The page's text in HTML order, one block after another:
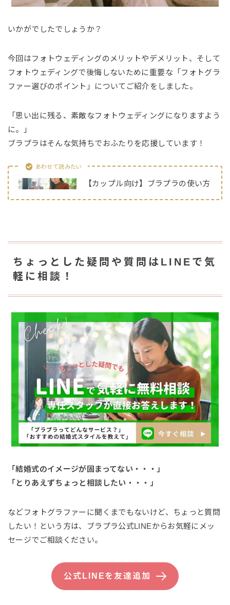
いかがでしたでしょうか？
今回はフォトウェディングのメリットやデメリット、そして
フォトウェディングで後悔しないために重要な「フォトグラ
ファー選びのポイント」についてご紹介をしました。
「思い出に残る、素敵なフォトウェディングになりますよう
に。」
ブラプラはそんな気持ちでおふたりを応援しています！
あわせて読みたい
【カップル向け】ブラプラの使い方
ちょっとした疑問や質問はLINEで気
軽に相談！
「結婚式のイメージが固まってない・・・」
「とりあえずちょっと相談したい・・・」
などフォトグラファーに聞くまでもないけど、ちょっと質問
したい！という方は、ブラプラ公式LINEからお気軽にメッ
セージでご相談ください。
公式LINEを友達追加